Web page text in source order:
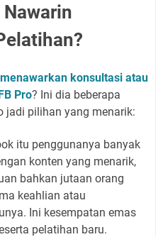
menawarkan konsultasi atau
Pro? Ini dia beberapa
jadi pilihan yang menarik:
itu penggunanya banyak
konten yang menarik,
bahkan jutaan orang
keahlian atau
Ini kesempatan emas
pelatihan baru.